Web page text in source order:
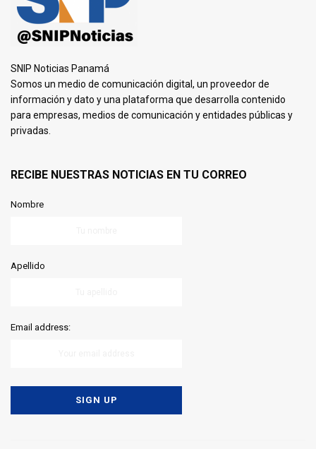
SNIP Noticias Panamá
Somos un medio de comunicación digital, un proveedor de
información y dato y una plataforma que desarrolla contenido
para empresas, medios de comunicación y entidades públicas y
privadas.
RECIBE NUESTRAS NOTICIAS EN TU CORREO
Nombre
Apellido
Email address: